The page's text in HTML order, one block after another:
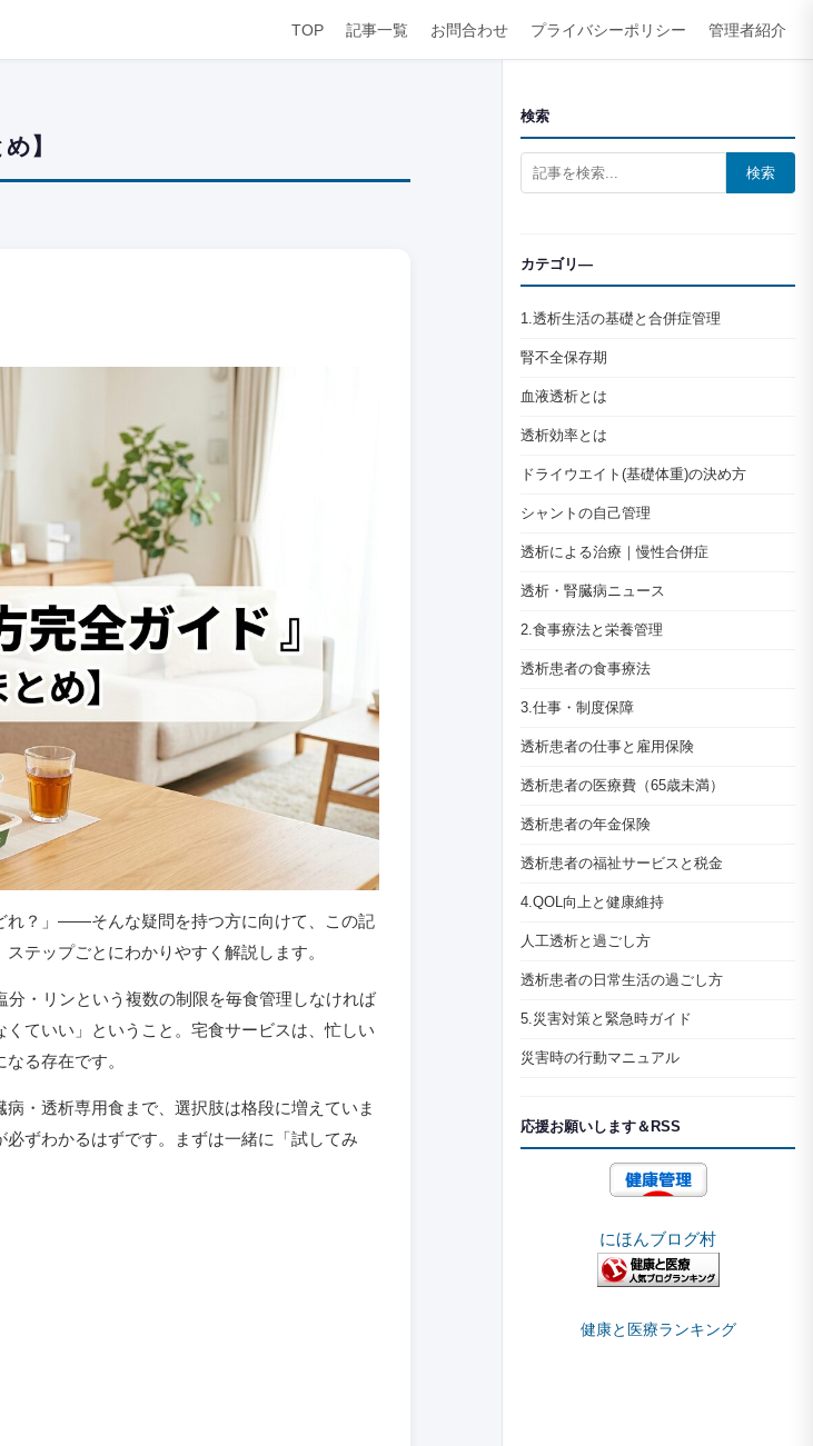
TOP 記事一覧 お問合わせ プライバシーポリシー 管理者紹介
】
れ？」——そんな疑問を持つ方に向けて、この記
テップごとにわかりやすく解説します。
・リンという複数の制限を毎食管理しなければ
ていい」ということ。宅食サービスは、忙しい
る存在です。
・透析専用食まで、選択肢は格段に増えていま
ずわかるはずです。まずは一緒に「試してみ
検索
検索
カテゴリ―
1.透析生活の基礎と合併症管理
腎不全保存期
血液透析とは
透析効率とは
ドライウエイト(基礎体重)の決め方
シャントの自己管理
透析による治療｜慢性合併症
透析・腎臓病ニュース
2.食事療法と栄養管理
透析患者の食事療法
3.仕事・制度保障
透析患者の仕事と雇用保険
透析患者の医療費（65歳未満）
透析患者の年金保険
透析患者の福祉サービスと税金
4.QOL向上と健康維持
人工透析と過ごし方
透析患者の日常生活の過ごし方
5.災害対策と緊急時ガイド
災害時の行動マニュアル
応援お願いします＆RSS
にほんブログ村
健康と医療ランキング